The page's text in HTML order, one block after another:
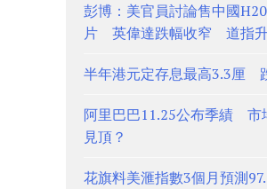
彭博：美官員討論售中國
片 英偉達跌幅收窄 道指
半年港元定存息最高3.3厘
阿里巴巴11.25公布季績 市
見頂？
花旗料美滙指數3個月預測